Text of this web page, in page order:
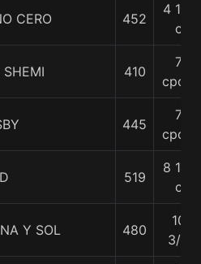
CERO 452
4 1/2
c
SHEMI 410
7
cpos.
445
7
cpos.
519
8 1/2
c
Y SOL 480
10
3/4